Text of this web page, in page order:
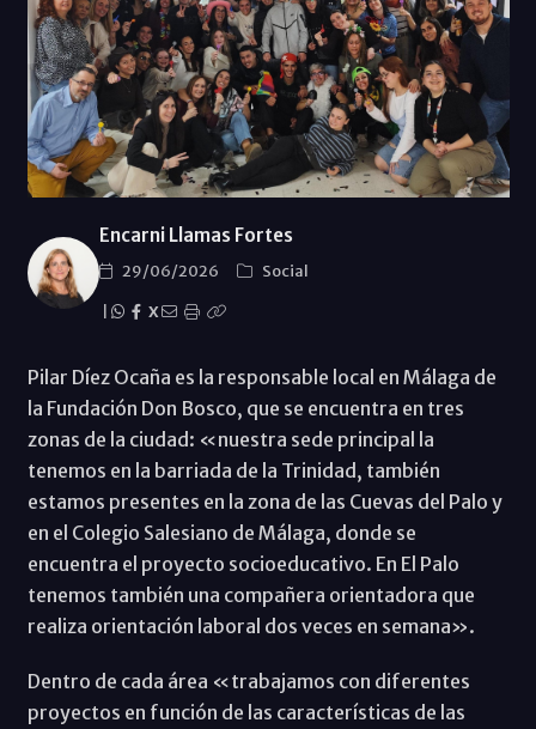
Encarni Llamas Fortes
29/06/2026
Social
X
Pilar Díez Ocaña es la responsable local en Málaga de
la Fundación Don Bosco, que se encuentra en tres
zonas de la ciudad: «nuestra sede principal la
tenemos en la barriada de la Trinidad, también
estamos presentes en la zona de las Cuevas del Palo y
en el Colegio Salesiano de Málaga, donde se
encuentra el proyecto socioeducativo. En El Palo
tenemos también una compañera orientadora que
realiza orientación laboral dos veces en semana».
Dentro de cada área «trabajamos con diferentes
proyectos en función de las características de las